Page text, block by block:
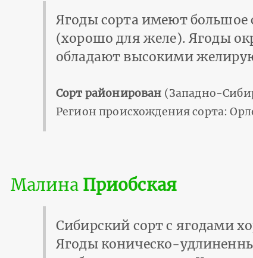
Ягоды сорта имеют
(хорошо для желе). Ягоды
обладают высокими
Сорт районирован (Западно-
Регион происхождения сорта:
Малина Приобская
Сибирский сорт с ягодами
Ягоды коническо-